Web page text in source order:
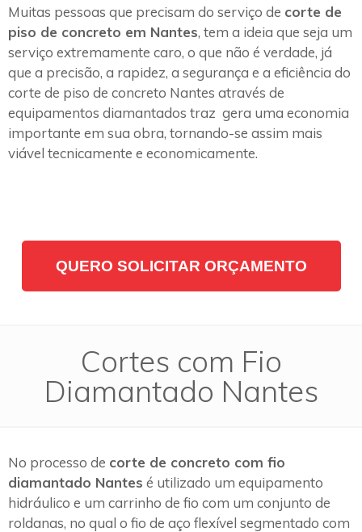
Muitas pessoas que precisam do serviço de corte de
piso de concreto em Nantes, tem a ideia que seja um
serviço extremamente caro, o que não é verdade, já
que a precisão, a rapidez, a segurança e a eficiência do
corte de piso de concreto Nantes através de
equipamentos diamantados traz gera uma economia
importante em sua obra, tornando-se assim mais
viável tecnicamente e economicamente.
QUERO SOLICITAR ORÇAMENTO
Cortes com Fio
Diamantado Nantes
No processo de corte de concreto com fio
diamantado Nantes é utilizado um equipamento
hidráulico e um carrinho de fio com um conjunto de
roldanas, no qual o fio de aço flexível segmentado com